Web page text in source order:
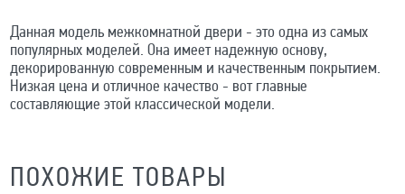
Данная модель межкомнатной двери - это одна из самых
популярных моделей. Она имеет надежную основу,
декорированную современным и качественным покрытием.
Низкая цена и отличное качество - вот главные
составляющие этой классической модели.
ПОХОЖИЕ ТОВАРЫ